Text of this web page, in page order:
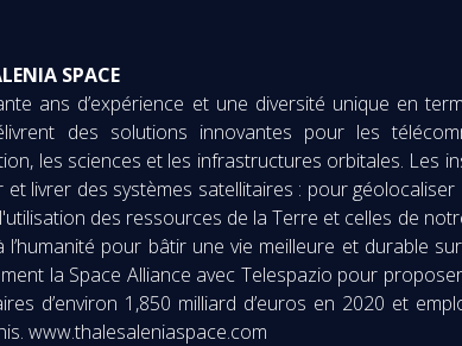
SPACE
ans d’expérience et une diversité unique en
des solutions innovantes pour les
les sciences et les infrastructures orbitales.
et livrer des systèmes satellitaires : pour
des ressources de la Terre et celles de
l’humanité pour bâtir une vie meilleure et durable
la Space Alliance avec Telespazio pour
d’environ 1,850 milliard d’euros en 2020 et
www.thalesaleniaspace.com